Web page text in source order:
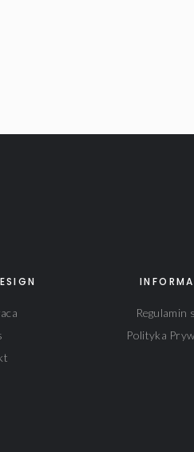
Regulamin
Polityka